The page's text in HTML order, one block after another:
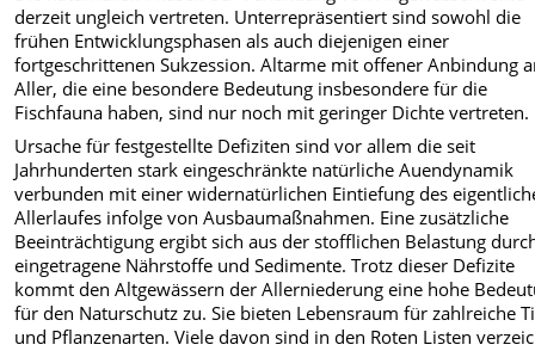
derzeit ungleich vertreten. Unterrepräsentiert sind sowohl die
frühen Entwicklungsphasen als auch diejenigen einer
fortgeschrittenen Sukzession. Altarme mit offener Anbindung
Aller, die eine besondere Bedeutung insbesondere für die
Fischfauna haben, sind nur noch mit geringer Dichte vertreten.
Ursache für festgestellte Defiziten sind vor allem die seit
Jahrhunderten stark eingeschränkte natürliche Auendynamik
verbunden mit einer widernatürlichen Eintiefung des
Allerlaufes infolge von Ausbaumaßnahmen. Eine zusätzliche
Beeinträchtigung ergibt sich aus der stofflichen Belastung
eingetragene Nährstoffe und Sedimente. Trotz dieser Defizite
kommt den Altgewässern der Allerniederung eine hohe
für den Naturschutz zu. Sie bieten Lebensraum für zahlreiche
und Pflanzenarten. Viele davon sind in den Roten Listen